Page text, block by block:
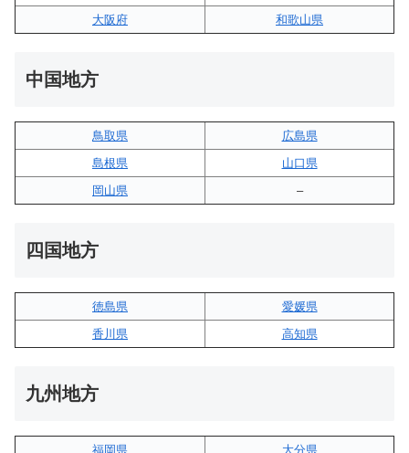
大阪府
和歌山県
中国地方
鳥取県
広島県
島根県
山口県
岡山県
–
四国地方
徳島県
愛媛県
香川県
高知県
九州地方
福岡県 大分県